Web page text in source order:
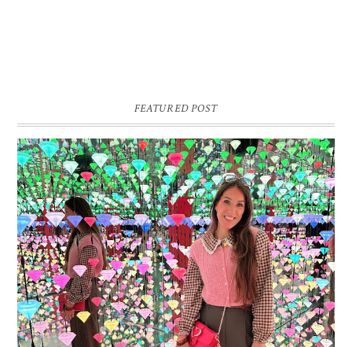
FEATURED POST
16 JAAR SPRINKLES ON A CUPCAKE
Vandaag is het weer zo’n moment waarop ik even bewust op de
pauzeknop duw, want Sprinkles on a Cupcake bestaat 16 jaar. Zestien.
Dat blijft ...